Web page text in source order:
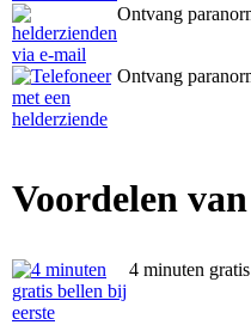
Ontvang
Ontvang
Voordelen
4 minuten